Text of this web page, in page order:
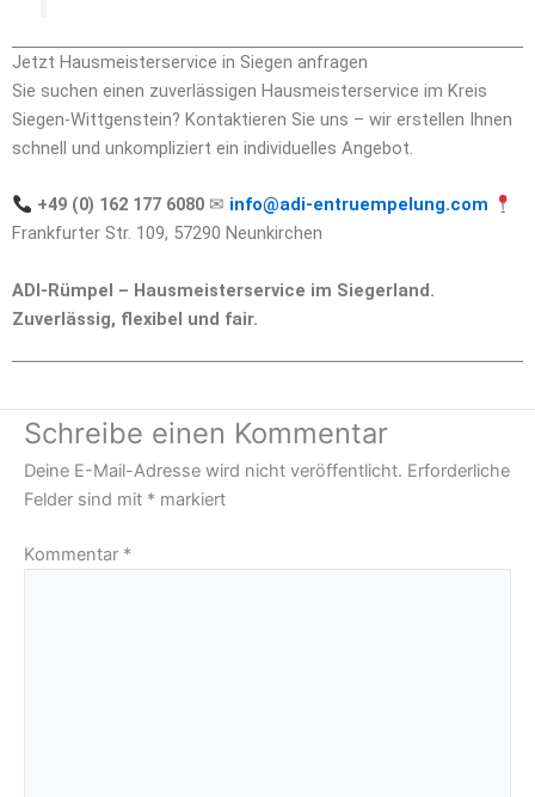
Jetzt Hausmeisterservice in Siegen anfragen
Sie suchen einen zuverlässigen Hausmeisterservice im Kreis
Siegen-Wittgenstein? Kontaktieren Sie uns – wir erstellen Ihnen
schnell und unkompliziert ein individuelles Angebot.
+49 (0) 162 177 6080✉ info@adi-entruempelung.com
Frankfurter Str. 109, 57290 Neunkirchen
ADI-Rümpel – Hausmeisterservice im Siegerland.
Zuverlässig, flexibel und fair.
Schreibe einen Kommentar
Deine E-Mail-Adresse wird nicht veröffentlicht. Erforderliche
Felder sind mit * markiert
Kommentar *